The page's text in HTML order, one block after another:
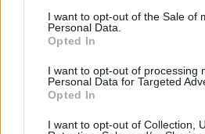
I want to opt-out of the Sale of
Personal Data.
Opted In
I want to opt-out of processing
Personal Data for Targeted
Opted In
I want to opt-out of Collection,
Loco:Mangio qualcosina e poi
buonanotte 😴🌜
7 Agosto 2019 alle ore 23:10
·Ti stimo ·Rispondi
evakant :buonanotte